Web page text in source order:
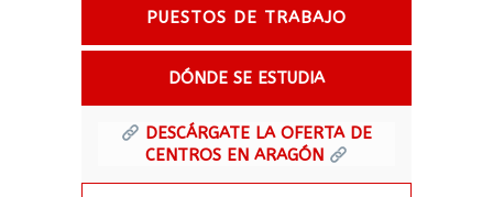
PUESTOS DE TRABAJO
DÓNDE SE ESTUDIA
DESCÁRGATE LA OFERTA DE
CENTROS EN ARAGÓN